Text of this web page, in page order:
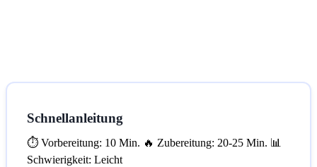
Schnellanleitung
⏱️ Vorbereitung: 10 Min. 🔥 Zubereitung: 20-25 Min. 📊
Schwierigkeit: Leicht